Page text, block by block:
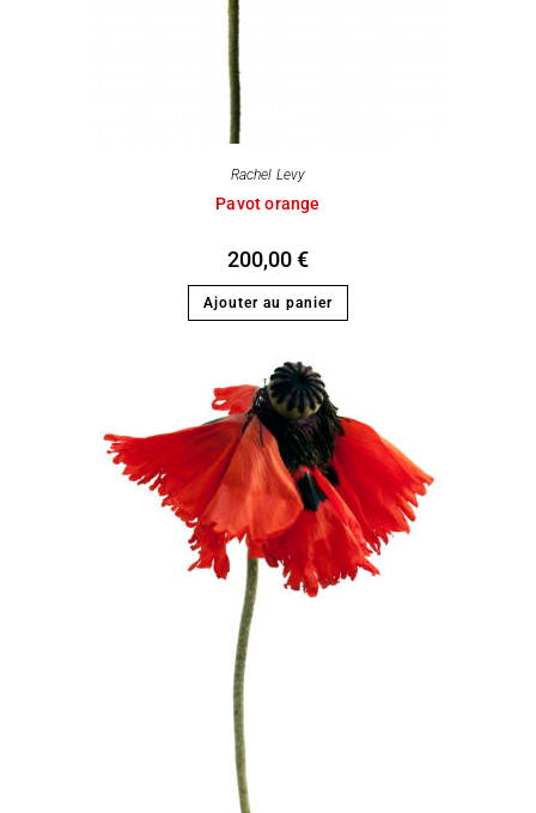
Rachel Levy
Pavot orange
200,00€
Ajouter au panier